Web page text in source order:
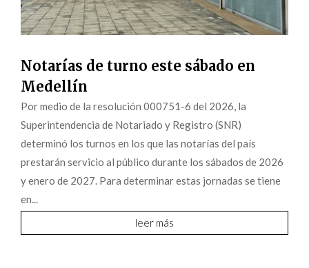
Notarías de turno este sábado en
Medellín
Por medio de la resolución 000751-6 del 2026, la
Superintendencia de Notariado y Registro (SNR)
determinó los turnos en los que las notarías del país
prestarán servicio al público durante los sábados de 2026
y enero de 2027. Para determinar estas jornadas se tiene
en...
leer más